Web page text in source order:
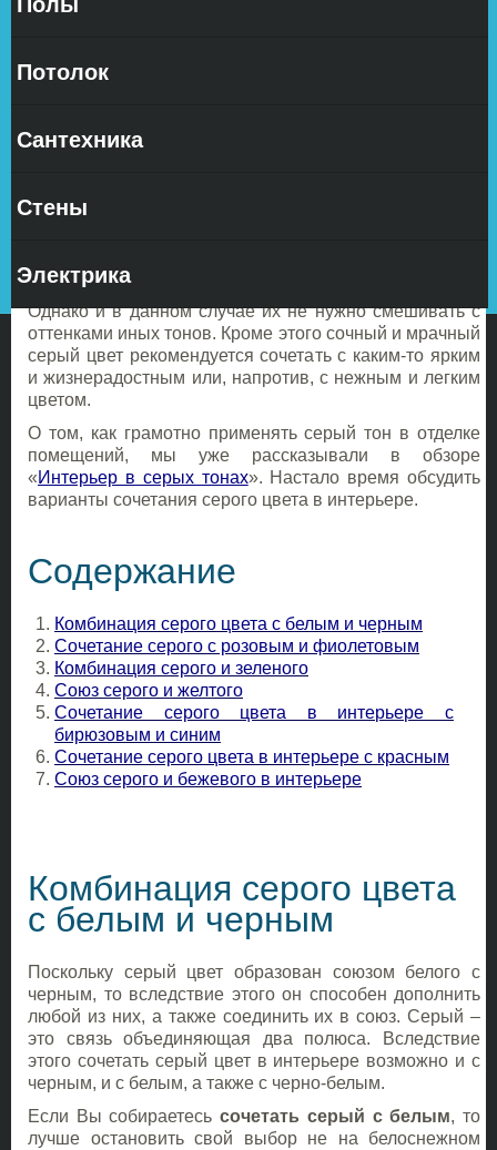
Потолок
Сантехника
Стены
Электрика
максимально нейтральным тонам, а следовательно
отличается легкостью и комфортностью только в
варианте с применением пастельных оттенков.
Однако и в данном случае их не нужно смешивать с
оттенками иных тонов. Кроме этого сочный и мрачный
серый цвет рекомендуется сочетать с каким-то ярким
и жизнерадостным или, напротив, с нежным и легким
цветом.
О том, как грамотно применять серый тон в отделке
помещений, мы уже рассказывали в обзоре
«Интерьер в серых тонах». Настало время обсудить
варианты сочетания серого цвета в интерьере.
Содержание
Комбинация серого цвета с белым и черным
Сочетание серого с розовым и фиолетовым
Комбинация серого и зеленого
Союз серого и желтого
Сочетание серого цвета в интерьере с
бирюзовым и синим
Сочетание серого цвета в интерьере с красным
Союз серого и бежевого в интерьере
Комбинация серого цвета
с белым и черным
Поскольку серый цвет образован союзом белого с
черным, то вследствие этого он способен дополнить
любой из них, а также соединить их в союз. Серый –
это связь объединяющая два полюса. Вследствие
этого сочетать серый цвет в интерьере возможно и с
черным, и с белым, а также с черно-белым.
Если Вы собираетесьсочетать серый с белым, то
лучше остановить свой выбор не на белоснежном